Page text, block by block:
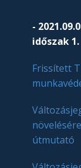
-
időszak
Frissített
útmutató